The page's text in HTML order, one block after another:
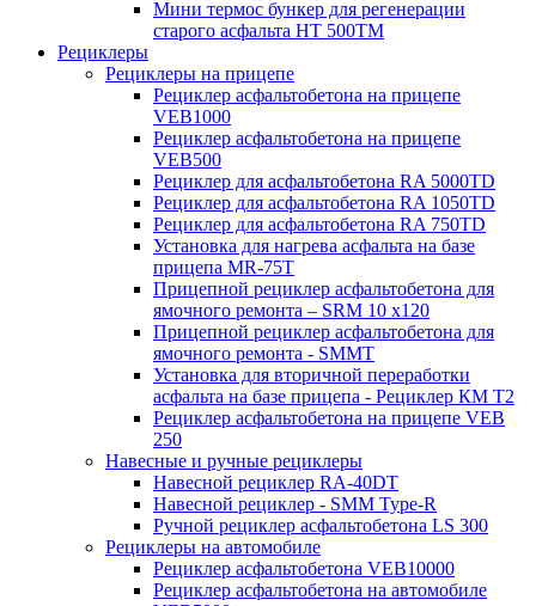
Мини термос бункер для регенерации
старого асфальта НТ 500ТМ
Рециклеры
Рециклеры на прицепе
Рециклер асфальтобетона на прицепе
VEB1000
Рециклер асфальтобетона на прицепе
VEB500
Рециклер для асфальтобетона RA 5000TD
Рециклер для асфальтобетона RA 1050TD
Рециклер для асфальтобетона RA 750TD
Установка для нагрева асфальта на базе
прицепа MR-75T
Прицепной рециклер асфальтобетона для
ямочного ремонта – SRM 10 x120
Прицепной рециклер асфальтобетона для
ямочного ремонта - SMMT
Установка для вторичной переработки
асфальта на базе прицепа - Рециклер КМ T2
Рециклер асфальтобетона на прицепе VEB
250
Навесные и ручные рециклеры
Навесной рециклер RA-40DT
Навесной рециклер - SMM Type-R
Ручной рециклер асфальтобетона LS 300
Рециклеры на автомобиле
Рециклер асфальтобетона VEB10000
Рециклер асфальтобетона на автомобиле